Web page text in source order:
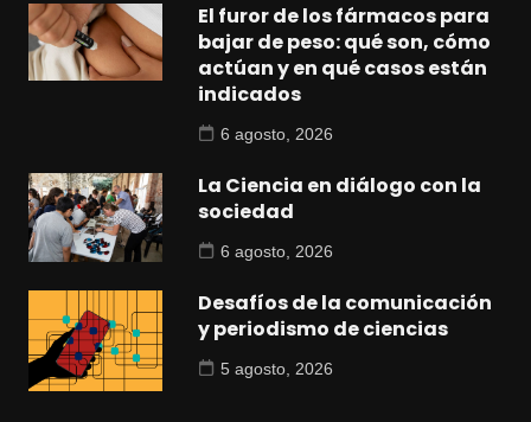
El furor de los fármacos para
bajar de peso: qué son, cómo
actúan y en qué casos están
indicados
6 agosto, 2026
La Ciencia en diálogo con la
sociedad
6 agosto, 2026
Desafíos de la comunicación
y periodismo de ciencias
5 agosto, 2026